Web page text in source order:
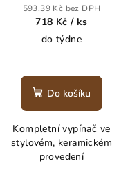
593,39 Kč bez DPH
718 Kč/ ks
do týdne
Do košíku
Kompletní vypínač ve
stylovém, keramickém
provedení